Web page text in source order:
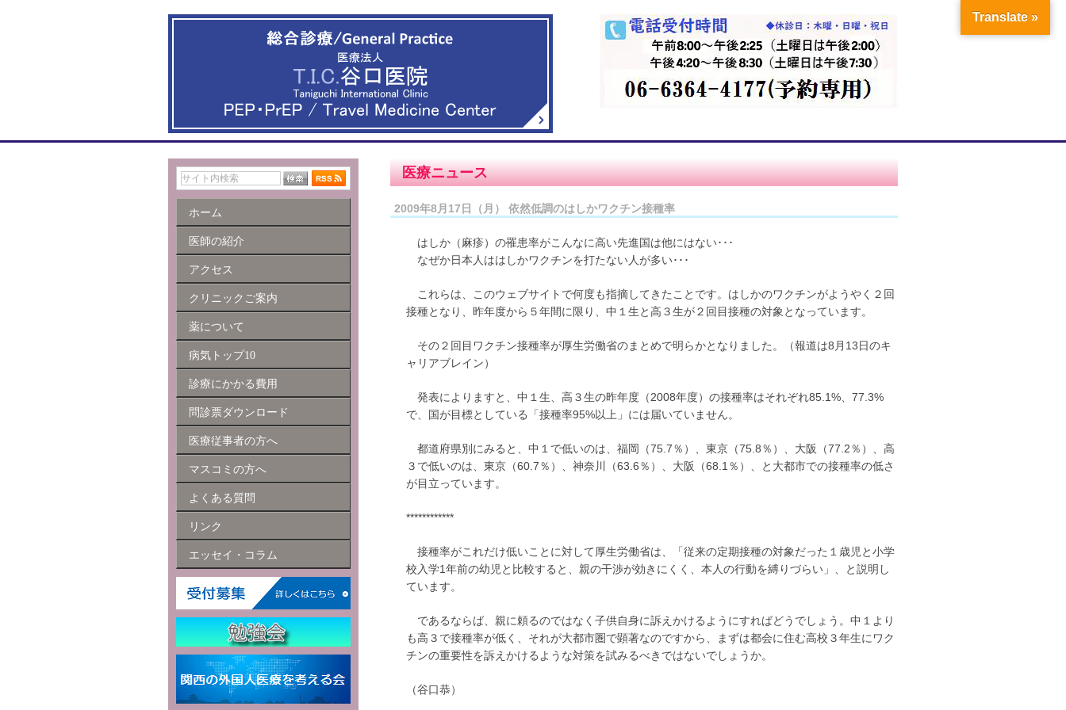
医療ニュース
2009年8月17日（月） 依然低調のはしかワクチン接種率
はしか（麻疹）の罹患率がこんなに高い先進国は他にはない･･･
なぜか日本人ははしかワクチンを打たない人が多い･･･
これらは、このウェブサイトで何度も指摘してきたことです。はしかのワクチンがようやく２回
接種となり、昨年度から５年間に限り、中１生と高３生が２回目接種の対象となっています。
その２回目ワクチン接種率が厚生労働省のまとめで明らかとなりました。（報道は8月13日のキ
ャリアブレイン）
発表によりますと、中１生、高３生の昨年度（2008年度）の接種率はそれぞれ85.1%、77.3%
で、国が目標としている「接種率95%以上」には届いていません。
都道府県別にみると、中１で低いのは、福岡（75.7％）、東京（75.8％）、大阪（77.2％）、高
３で低いのは、東京（60.7％）、神奈川（63.6％）、大阪（68.1％）、と大都市での接種率の低さ
が目立っています。
************
接種率がこれだけ低いことに対して厚生労働省は、「従来の定期接種の対象だった１歳児と小学
校入学1年前の幼児と比較すると、親の干渉が効きにくく、本人の行動を縛りづらい」、と説明し
ています。
であるならば、親に頼るのではなく子供自身に訴えかけるようにすればどうでしょう。中１より
も高３で接種率が低く、それが大都市圏で顕著なのですから、まずは都会に住む高校３年生にワク
チンの重要性を訴えかけるような対策を試みるべきではないでしょうか。
（谷口恭）
ホーム
医師の紹介
アクセス
クリニックご案内
薬について
病気トップ10
診療にかかる費用
問診票ダウンロード
医療従事者の方へ
マスコミの方へ
よくある質問
リンク
エッセイ・コラム
Translate »